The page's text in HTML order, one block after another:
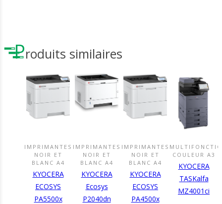
Produits similaires
DÉCOUVRIR
CE
IMPRIMANTES
NOIR ET
BLANC A4
KYOCERA
ECOSYS
PA5500x
DÉCOUVRIR
CE
IMPRIMANTES
NOIR ET
BLANC A4
KYOCERA
Ecosys
P2040dn
DÉCOUVRIR
CE
IMPRIMANTES
NOIR ET
BLANC A4
KYOCERA
ECOSYS
PA4500x
CE
PRODUIT
COULEUR A3
KYOCERA
TASKalfa
MZ4001ci